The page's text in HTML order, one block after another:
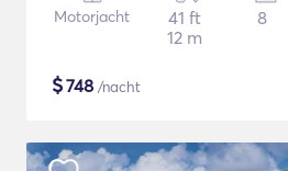
Motorjacht
41 ft
12 m
8
$748 /nacht